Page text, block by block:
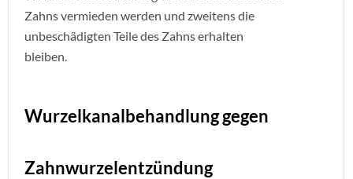
Zahns vermieden werden und zweitens die
unbeschädigten Teile des Zahns erhalten
bleiben.
Wurzelkanalbehandlung gegen
Zahnwurzelentzündung